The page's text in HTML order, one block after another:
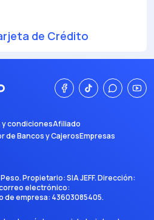
de Crédito
y condicionesAfiliado
de Bancos y CajerosEmpresas
. Propietario:SIA JEFF. Dirección:
electrónico:
de empresa: 43603085405.